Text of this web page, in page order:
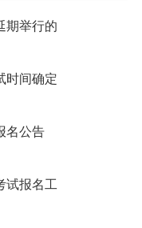
期举行的
时间确定
名公告
试报名工